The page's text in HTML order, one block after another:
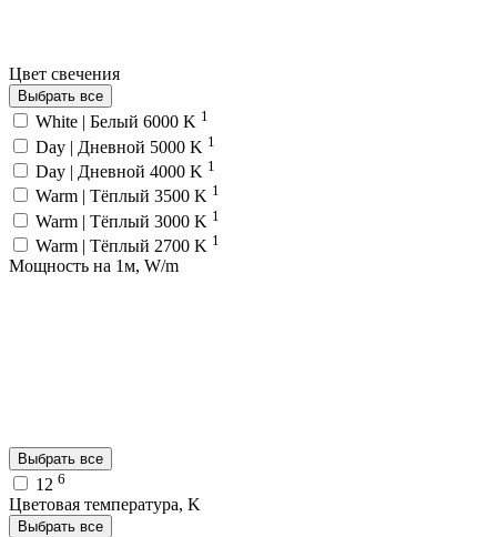
Цвет свечения
Выбрать все
White | Белый 6000 K 1
Day | Дневной 5000 K 1
Day | Дневной 4000 K 1
Warm | Тёплый 3500 K 1
Warm | Тёплый 3000 K 1
Warm | Тёплый 2700 K 1
Мощность на 1м, W/m
Выбрать все
12 6
Цветовая температура, K
Выбрать все